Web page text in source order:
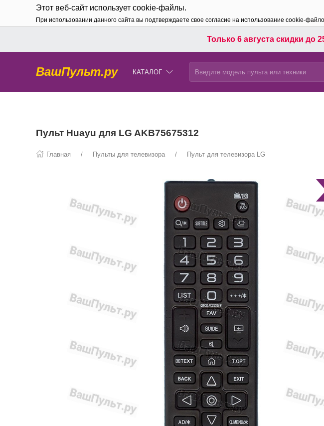
Этот веб-сайт использует cookie-файлы.
При использовании данного сайта вы подтверждаете свое согласие на использование cookie-
Только 6 августа скидки до
ВашПульт.ру КАТАЛОГ
Пульт Huayu для LG AKB75675312
Главная Пульты для телевизора Пульт для телевизора LG